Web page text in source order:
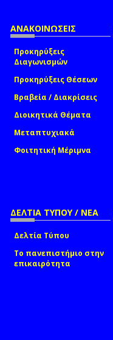
ΑΝΑΚΟΙΝΩΣΕΙΣ
Προκηρύξεις
Διαγωνισμών
Προκηρύξεις Θέσεων
Βραβεία / Διακρίσεις
Διοικητικά Θέματα
Μεταπτυχιακά
Φοιτητική Μέριμνα
ΔΕΛΤΙΑ ΤΥΠΟΥ / ΝΕΑ
Δελτία Τύπου
Το πανεπιστήμιο στην
επικαιρότητα